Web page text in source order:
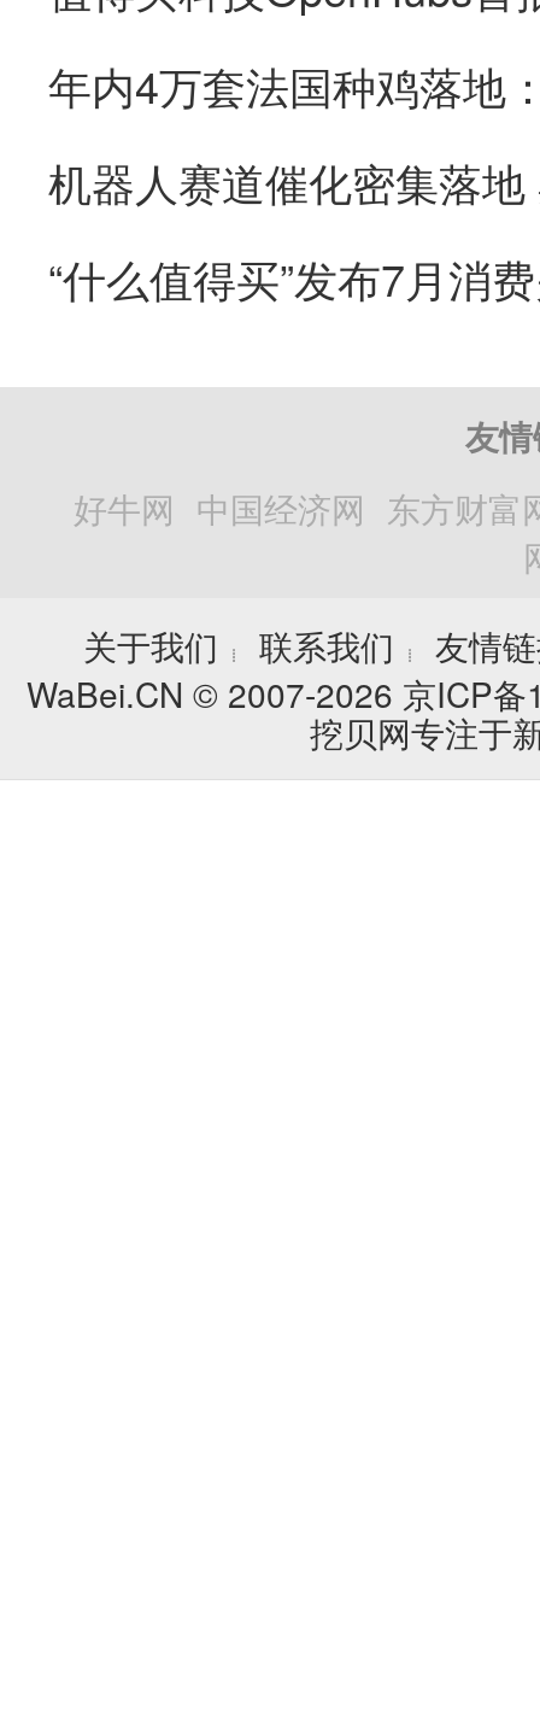
“什么值得买”发布7月消
友
好牛网 中国经济网 东方财富
关于我们
┊ 联系我们 ┊
友情
WaBei.CN © 2007-2026 京ICP
挖贝网专注于